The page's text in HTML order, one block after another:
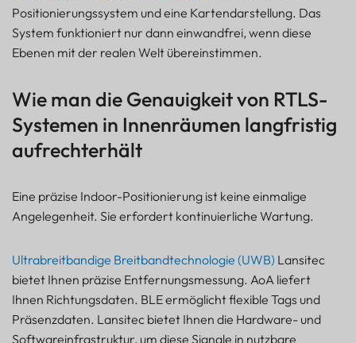
Positionierungssystem und eine Kartendarstellung. Das
System funktioniert nur dann einwandfrei, wenn diese
Ebenen mit der realen Welt übereinstimmen.
Wie man die Genauigkeit von RTLS-
Systemen in Innenräumen langfristig
aufrechterhält
Eine präzise Indoor-Positionierung ist keine einmalige
Angelegenheit. Sie erfordert kontinuierliche Wartung.
Ultrabreitbandige Breitbandtechnologie (UWB) Lansitec
bietet Ihnen präzise Entfernungsmessung. AoA liefert
Ihnen Richtungsdaten. BLE ermöglicht flexible Tags und
Präsenzdaten. Lansitec bietet Ihnen die Hardware- und
Softwareinfrastruktur, um diese Signale in nutzbare